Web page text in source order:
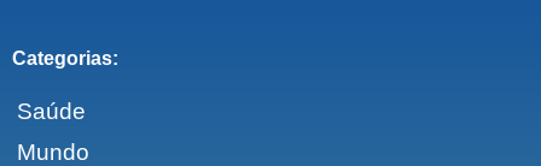
Categorias:
Saúde
Mundo